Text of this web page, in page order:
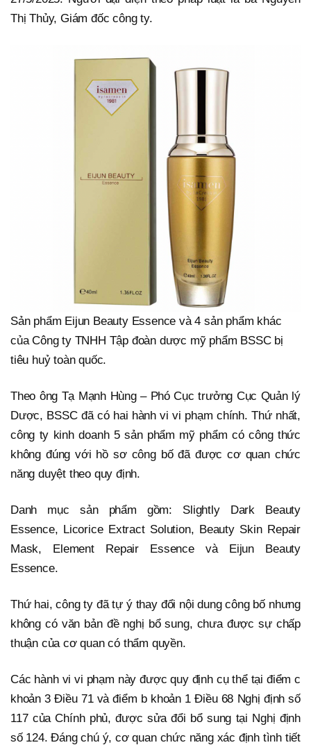
Thị Thủy, Giám đốc công ty.
Sản phẩm Eijun Beauty Essence và 4 sản phẩm khác
của Công ty TNHH Tập đoàn dược mỹ phẩm BSSC bị
tiêu huỷ toàn quốc.
Theo ông Tạ Mạnh Hùng – Phó Cục trưởng Cục Quản lý
Dược, BSSC đã có hai hành vi vi phạm chính. Thứ nhất,
công ty kinh doanh 5 sản phẩm mỹ phẩm có công thức
không đúng với hồ sơ công bố đã được cơ quan chức
năng duyệt theo quy định.
Danh mục sản phẩm gồm: Slightly Dark Beauty
Essence, Licorice Extract Solution, Beauty Skin Repair
Mask, Element Repair Essence và Eijun Beauty
Essence.
Thứ hai, công ty đã tự ý thay đổi nội dung công bố nhưng
không có văn bản đề nghị bổ sung, chưa được sự chấp
thuận của cơ quan có thẩm quyền.
Các hành vi vi phạm này được quy định cụ thể tại điểm c
khoản 3 Điều 71 và điểm b khoản 1 Điều 68 Nghị định số
117 của Chính phủ, được sửa đổi bổ sung tại Nghị định
số 124. Đáng chú ý, cơ quan chức năng xác định tình tiết